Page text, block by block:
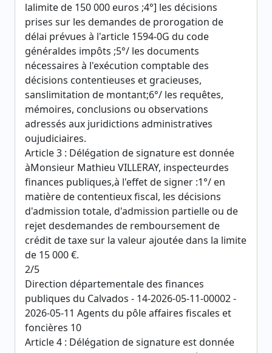
lalimite de 150 000 euros ;4°] les décisions
prises sur les demandes de prorogation de
délai prévues à l'article 1594-0G du code
généraldes impôts ;5°/ les documents
nécessaires à l'exécution comptable des
décisions contentieuses et gracieuses,
sanslimitation de montant;6°/ les requêtes,
mémoires, conclusions ou observations
adressés aux juridictions administratives
oujudiciaires.
Article 3 : Délégation de signature est donnée
àMonsieur Mathieu VILLERAY, inspecteurdes
finances publiques,à l'effet de signer :1°/ en
matière de contentieux fiscal, les décisions
d'admission totale, d'admission partielle ou de
rejet desdemandes de remboursement de
crédit de taxe sur la valeur ajoutée dans la limite
de 15 000 €.
2/5
Direction départementale des finances
publiques du Calvados - 14-2026-05-11-00002 -
2026-05-11 Agents du pôle affaires fiscales et
foncières 10
Article 4 : Délégation de signature est donnée